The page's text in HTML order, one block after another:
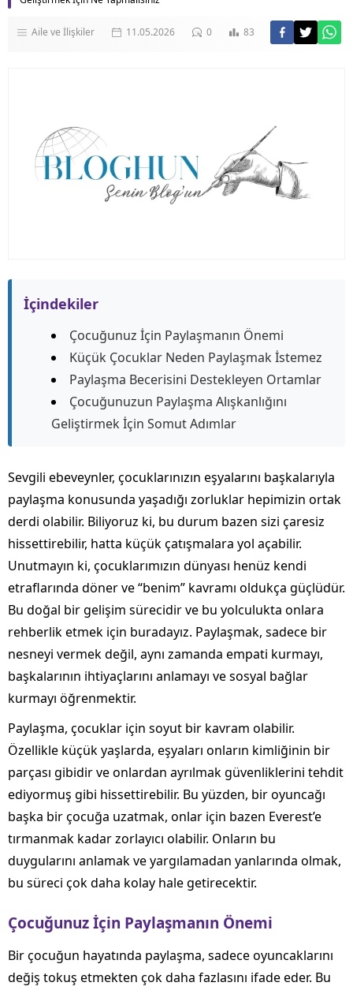
Aile ve İlişkiler 11.05.2026 0 83
İçindekiler
Çocuğunuz İçin Paylaşmanın Önemi
Küçük Çocuklar Neden Paylaşmak İstemez
Paylaşma Becerisini Destekleyen Ortamlar
Çocuğunuzun Paylaşma Alışkanlığını
Geliştirmek İçin Somut Adımlar
Sevgili ebeveynler, çocuklarınızın eşyalarını başkalarıyla
paylaşma konusunda yaşadığı zorluklar hepimizin ortak
derdi olabilir. Biliyoruz ki, bu durum bazen sizi çaresiz
hissettirebilir, hatta küçük çatışmalara yol açabilir.
Unutmayın ki, çocuklarımızın dünyası henüz kendi
etraflarında döner ve “benim” kavramı oldukça güçlüdür.
Bu doğal bir gelişim sürecidir ve bu yolculukta onlara
rehberlik etmek için buradayız. Paylaşmak, sadece bir
nesneyi vermek değil, aynı zamanda empati kurmayı,
başkalarının ihtiyaçlarını anlamayı ve sosyal bağlar
kurmayı öğrenmektir.
Paylaşma, çocuklar için soyut bir kavram olabilir.
Özellikle küçük yaşlarda, eşyaları onların kimliğinin bir
parçası gibidir ve onlardan ayrılmak güvenliklerini tehdit
ediyormuş gibi hissettirebilir. Bu yüzden, bir oyuncağı
başka bir çocuğa uzatmak, onlar için bazen Everest’e
tırmanmak kadar zorlayıcı olabilir. Onların bu
duygularını anlamak ve yargılamadan yanlarında olmak,
bu süreci çok daha kolay hale getirecektir.
Çocuğunuz İçin Paylaşmanın Önemi
Bir çocuğun hayatında paylaşma, sadece oyuncaklarını
değiş tokuş etmekten çok daha fazlasını ifade eder. Bu